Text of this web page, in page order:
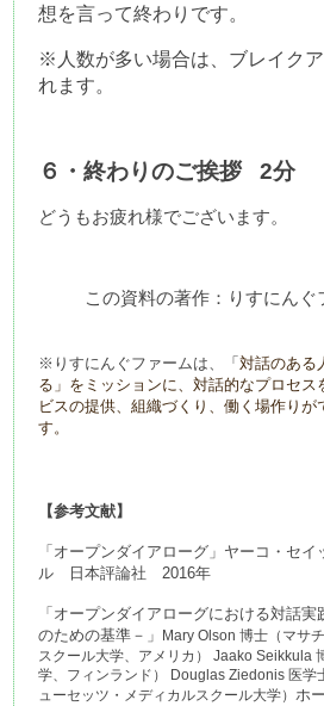
想を言って終わりです。
※人数が多い場合は、ブレイク
れます。
６・終わりのご挨拶 2分
どうもお疲れ様でございます。
この資料の著作：りすにんぐ
※りすにんぐファームは、 「対話のある
る」をミッションに、対話的なプロセス
ビスの提供、組織づくり、働く場作りが
す。
【参考文献】
「オープンダイアローグ」ヤーコ・セ
ル　日本評論社　2016年
「オープンダイアローグにおける対話
のための基準－」
Mary Olson 博士（マサ
スクール大学、アメリカ） Jaako Seikkula
学、フィンランド） Douglas Ziedonis 医学
ューセッツ・メディカルスクール大学）ホ